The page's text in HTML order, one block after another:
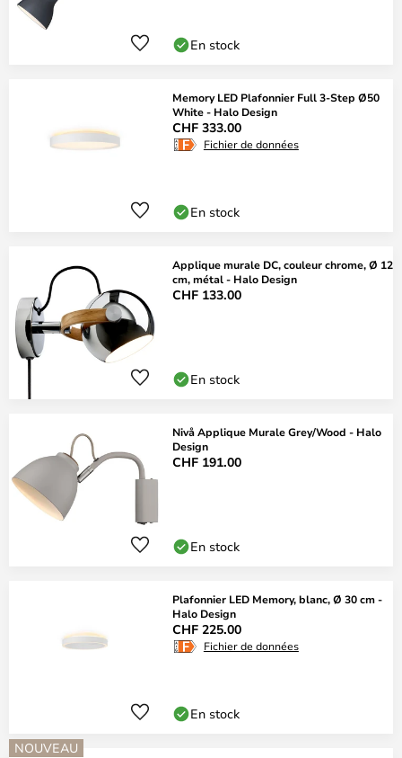
En stock
Memory LED Plafonnier Full 3-Step Ø50
White - Halo Design
CHF 333.00
Fichier de données
En stock
Applique murale DC, couleur chrome, Ø 12
cm, métal - Halo Design
CHF 133.00
En stock
Nivå Applique Murale Grey/Wood - Halo
Design
CHF 191.00
En stock
Plafonnier LED Memory, blanc, Ø 30 cm -
Halo Design
CHF 225.00
Fichier de données
En stock
NOUVEAU